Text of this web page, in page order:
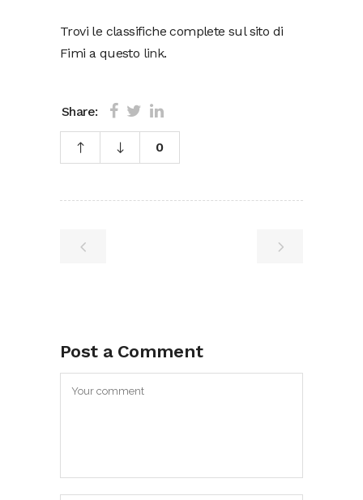
Trovi le classifiche complete sul sito di
Fimi a questo link.
Share:
0
Post a Comment